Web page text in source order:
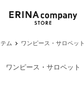
ム ワンピース・サロペット
ワンピース・サロペット